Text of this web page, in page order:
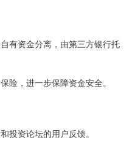
有资金分离，由第三方银行托
险，进一步保障资金安全。
投资论坛的用户反馈。